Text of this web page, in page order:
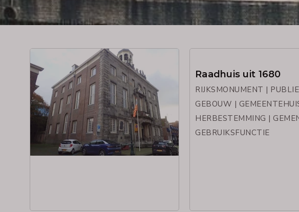
Raadhuis uit 1680
RIJKSMONUMENT |
GEBOUW |
HERBESTEMMING |
GEBRUIKSFUNCTIE